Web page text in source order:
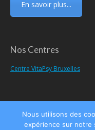
En savoir plus...
Nos Centres
Centre VitaPsy Bruxelles
Nous utilisons des
expérience sur notre